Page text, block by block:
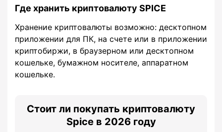
Где хранить криптовалюту SPICE
Хранение криптовалюты возможно: десктопном
приложении для ПК, на счете или в приложении
криптобиржи, в браузерном или десктопном
кошельке, бумажном носителе, аппаратном
кошельке.
Стоит ли покупать криптовалюту
Spice в 2026 году